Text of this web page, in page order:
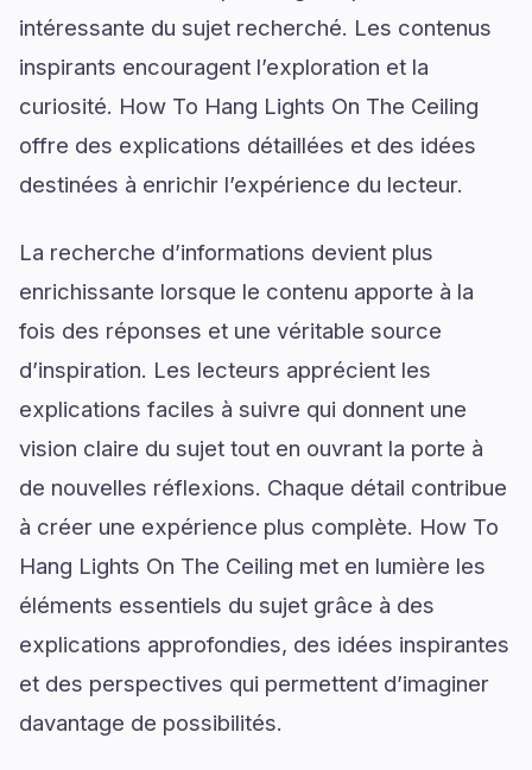
intéressante du sujet recherché. Les contenus
inspirants encouragent l’exploration et la
curiosité. How To Hang Lights On The Ceiling
offre des explications détaillées et des idées
destinées à enrichir l’expérience du lecteur.
La recherche d’informations devient plus
enrichissante lorsque le contenu apporte à la
fois des réponses et une véritable source
d’inspiration. Les lecteurs apprécient les
explications faciles à suivre qui donnent une
vision claire du sujet tout en ouvrant la porte à
de nouvelles réflexions. Chaque détail contribue
à créer une expérience plus complète. How To
Hang Lights On The Ceiling met en lumière les
éléments essentiels du sujet grâce à des
explications approfondies, des idées inspirantes
et des perspectives qui permettent d’imaginer
davantage de possibilités.